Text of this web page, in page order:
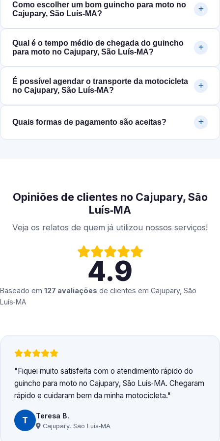
Como escolher um bom guincho para moto no
Cajupary, São Luís‑MA?
Qual é o tempo médio de chegada do guincho
para moto no Cajupary, São Luís‑MA?
É possível agendar o transporte da motocicleta
no Cajupary, São Luís‑MA?
Quais formas de pagamento são aceitas?
Opiniões de clientes no Cajupary, São
Luís‑MA
Veja os relatos de quem já utilizou nossos serviços!
4.9
Baseado em 127 avaliações de clientes em Cajupary, São
Luís‑MA
Fiquei muito satisfeita com o atendimento rápido do
guincho para moto no Cajupary, São Luís‑MA. Chegaram
rápido e cuidaram bem da minha motocicleta.
T Teresa B.
Cajupary, São Luís‑MA